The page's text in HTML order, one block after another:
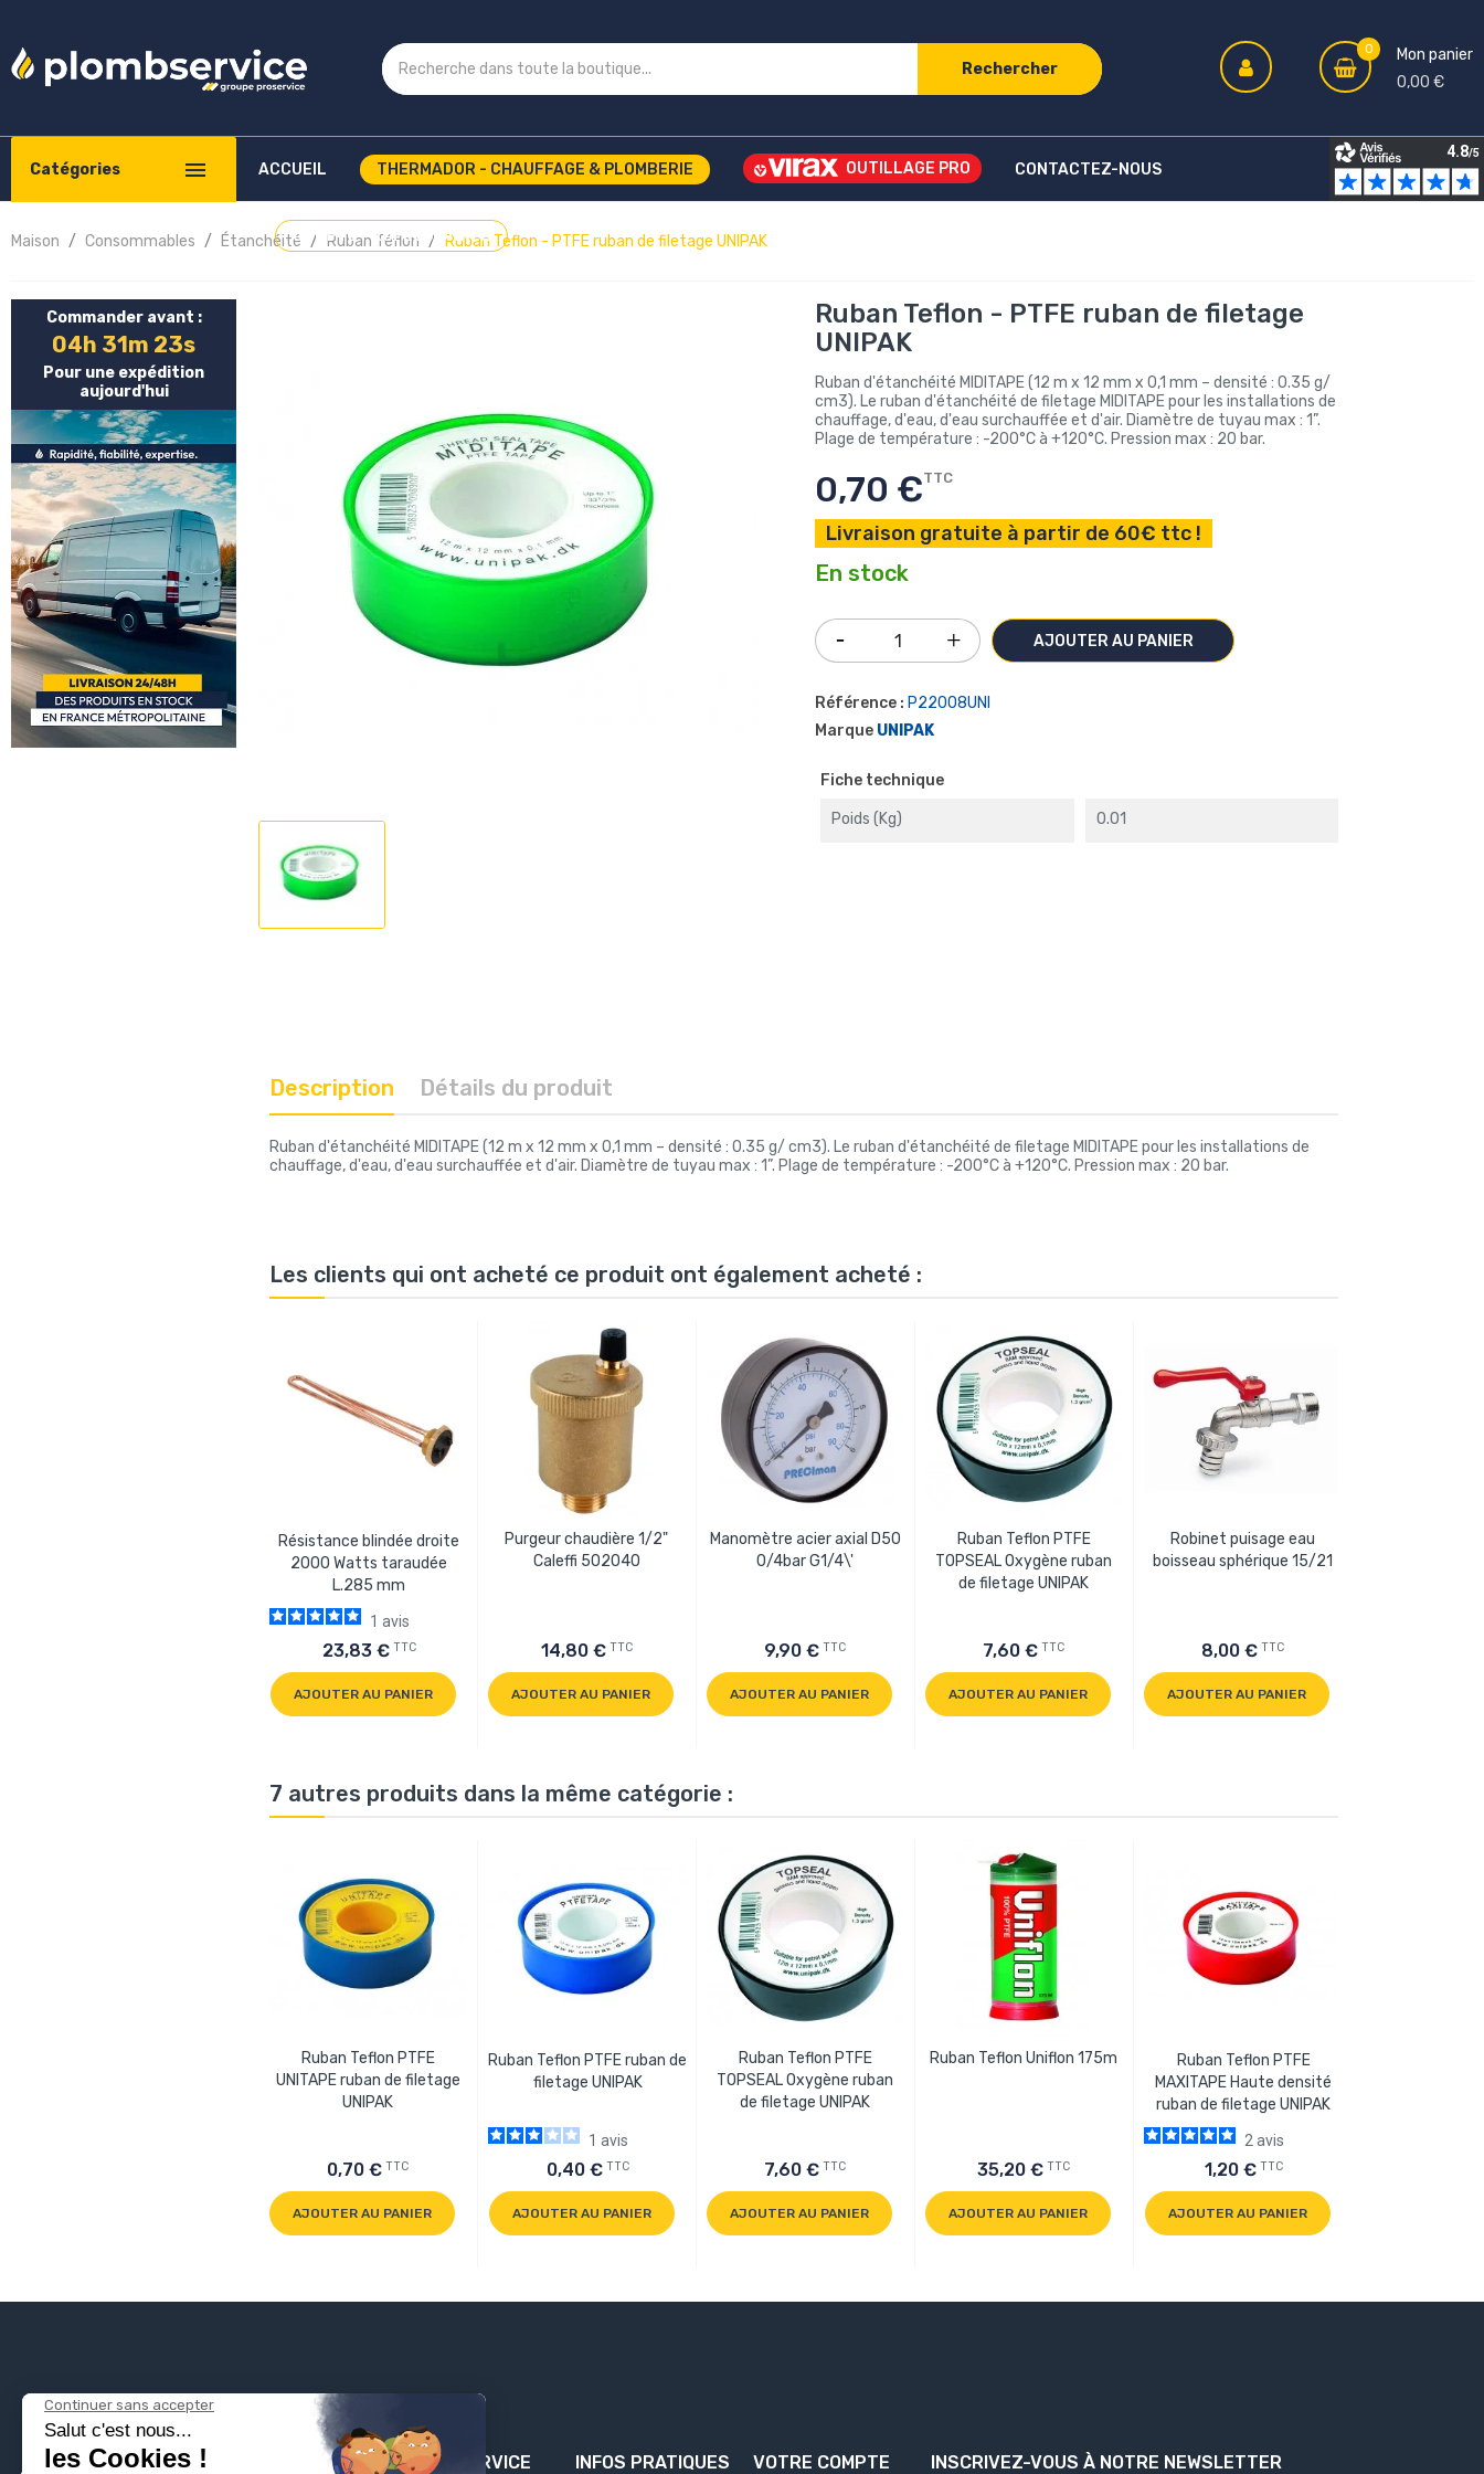
Rechercher
0
Mon panier
0,00 €
Catégories ACCUEIL THERMADOR - CHAUFFAGE & PLOMBERIE CONTACTEZ-NOUS
COMPTE PROFESSIONNEL
Maison Consommables Étanchéité Ruban Téflon Ruban Teflon - PTFE ruban de filetage UNIPAK
Commander avant :
04h 31m 22s
Pour une expédition
aujourd'hui
Ruban Teflon - PTFE ruban de filetage
UNIPAK
Ruban d'étanchéité MIDITAPE (12 m x 12 mm x 0,1 mm – densité : 0.35 g/
cm3). Le ruban d'étanchéité de filetage MIDITAPE pour les installations de
chauffage, d'eau, d'eau surchauffée et d'air. Diamètre de tuyau max : 1”.
Plage de température : -200°C à +120°C. Pression max : 20 bar.
0,70 €TTC
Livraison gratuite à partir de 60€ ttc !
En stock
AJOUTER AU PANIER
Référence : P22008UNI
Marque UNIPAK
Fiche technique
Poids (kg) 0.01
Description Détails du produit
Ruban d'étanchéité MIDITAPE (12 m x 12 mm x 0,1 mm – densité : 0.35 g/ cm3). Le ruban d'étanchéité de filetage MIDITAPE pour les installations de
chauffage, d'eau, d'eau surchauffée et d'air. Diamètre de tuyau max : 1”. Plage de température : -200°C à +120°C. Pression max : 20 bar.
Les clients qui ont acheté ce produit ont également acheté :
Résistance blindée droite
2000 Watts taraudée
L.285 mm
1 avis
23,83 € TTC
AJOUTER AU PANIER
Purgeur chaudière 1/2"
Caleffi 502040
14,80 € TTC
AJOUTER AU PANIER
Manomètre acier axial D50
0/4bar G1/4\'
9,90 € TTC
AJOUTER AU PANIER
Ruban Teflon PTFE
TOPSEAL Oxygène ruban
de filetage UNIPAK
7,60 € TTC
AJOUTER AU PANIER
Robinet puisage eau
boisseau sphérique 15/21
8,00 € TTC
AJOUTER AU PANIER
7 autres produits dans la même catégorie :
Ruban Teflon PTFE
UNITAPE ruban de filetage
UNIPAK
0,70 € TTC
AJOUTER AU PANIER
Ruban Teflon PTFE ruban de
filetage UNIPAK
1 avis
0,40 € TTC
AJOUTER AU PANIER
Ruban Teflon PTFE
TOPSEAL Oxygène ruban
de filetage UNIPAK
7,60 € TTC
AJOUTER AU PANIER
Ruban Teflon Uniflon 175m
35,20 € TTC
AJOUTER AU PANIER
Ruban Teflon PTFE
MAXITAPE Haute densité
ruban de filetage UNIPAK
2 avis
1,20 € TTC
AJOUTER AU PANIER
PLOMBSERVICE INFOS PRATIQUES VOTRE COMPTE INSCRIVEZ-VOUS À NOTRE NEWSLETTER